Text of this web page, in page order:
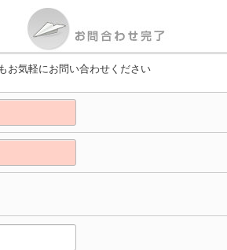
お気軽にお問い合わせください